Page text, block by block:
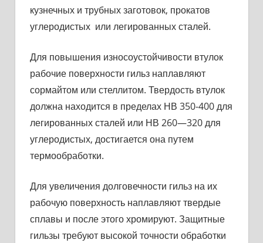
кузнечных и трубных заготовок, прокатов
углеродистых или легированных сталей.
Для повышения износоустойчивости втулок
рабочие поверх­ности гильз наплавляют
сормайтом или стеллитом. Твердость втулок
должна находится в пределах НВ 350-400 для
легированных сталей или НВ 260—320 для
углеродистых, достигается она путем
термообработки.
Для увеличения долговечности гильз на их
рабочую поверхность наплавляют твердые
сплавы и после этого хромируют. Защитные
гильзы требуют высокой точности обработки